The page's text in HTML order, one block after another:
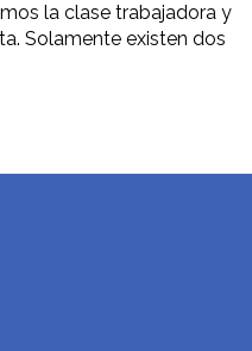
la clase trabajadora y
Solamente existen dos